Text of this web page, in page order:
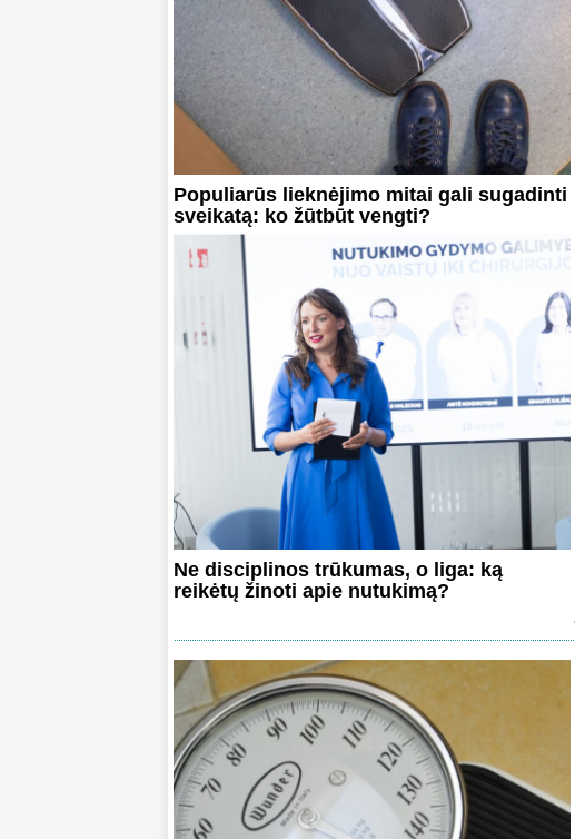
Populiarūs lieknėjimo mitai gali sugadinti
sveikatą: ko žūtbūt vengti?
Ne disciplinos trūkumas, o liga: ką
reikėtų žinoti apie nutukimą?